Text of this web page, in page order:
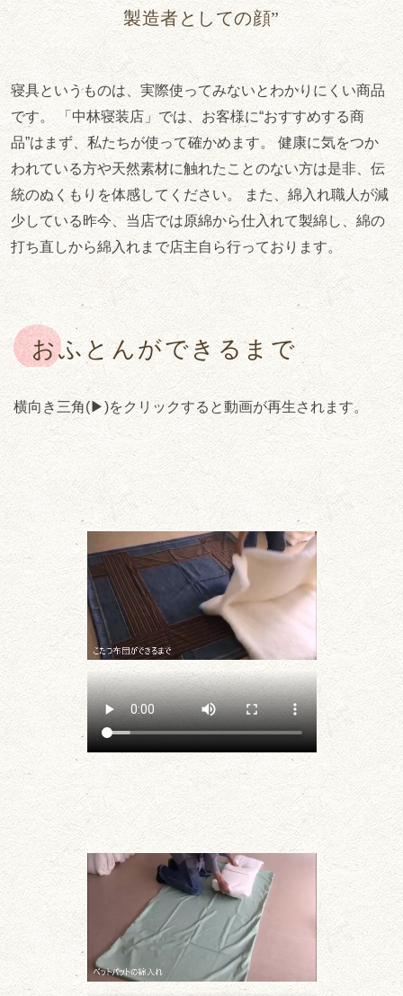
製造者としての顔”
寝具というものは、実際使ってみないとわかりにくい商品
です。 「中林寝装店」では、お客様に“おすすめする商
品”はまず、私たちが使って確かめます。 健康に気をつか
われている方や天然素材に触れたことのない方は是非、伝
統のぬくもりを体感してください。 また、綿入れ職人が減
少している昨今、当店では原綿から仕入れて製綿し、綿の
打ち直しから綿入れまで店主自ら行っております。
おふとんができるまで
横向き三角(▶)をクリックすると動画が再生されます。